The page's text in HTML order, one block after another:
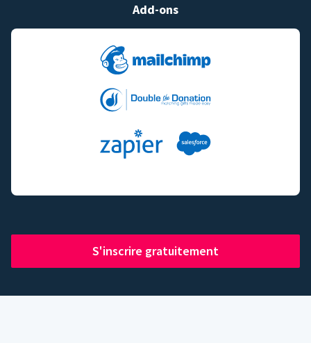
Add-ons
S'inscrire gratuitement